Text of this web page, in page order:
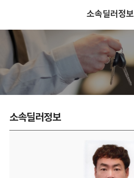
소속딜러정보
소속딜러정보